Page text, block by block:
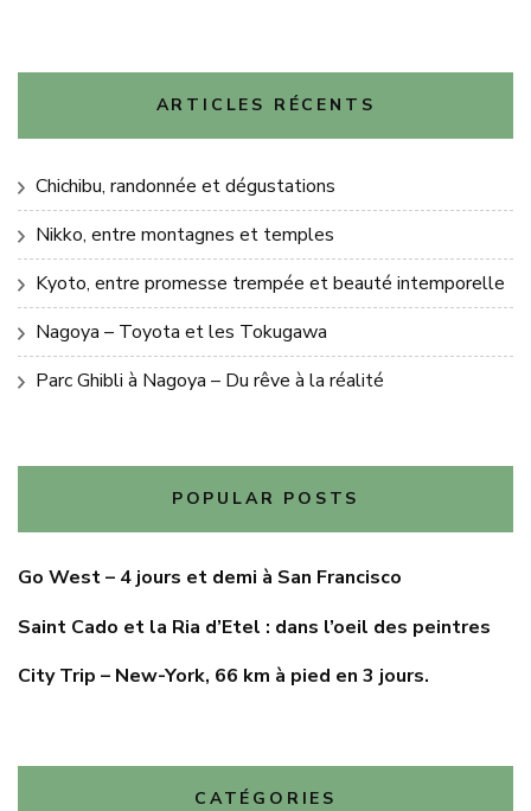
ARTICLES RÉCENTS
Chichibu, randonnée et dégustations
Nikko, entre montagnes et temples
Kyoto, entre promesse trempée et beauté intemporelle
Nagoya – Toyota et les Tokugawa
Parc Ghibli à Nagoya – Du rêve à la réalité
POPULAR POSTS
Go West – 4 jours et demi à San Francisco
Saint Cado et la Ria d’Etel : dans l’oeil des peintres
City Trip – New-York, 66 km à pied en 3 jours.
CATÉGORIES